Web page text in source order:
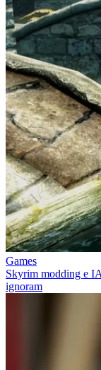
Games
Skyrim modding e
ignoram